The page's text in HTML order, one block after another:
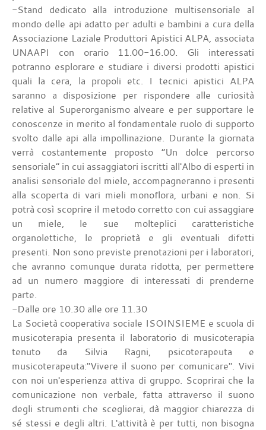
-Stand dedicato alla introduzione multisensoriale al
mondo delle api adatto per adulti e bambini a cura della
Associazione Laziale Produttori Apistici ALPA, associata
UNAAPI con orario 11.00-16.00. Gli interessati
potranno esplorare e studiare i diversi prodotti apistici
quali la cera, la propoli etc. I tecnici apistici ALPA
saranno a disposizione per rispondere alle curiosità
relative al Superorganismo alveare e per supportare le
conoscenze in merito al fondamentale ruolo di supporto
svolto dalle api alla impollinazione. Durante la giornata
verrà costantemente proposto “Un dolce percorso
sensoriale” in cui assaggiatori iscritti all'Albo di esperti in
analisi sensoriale del miele, accompagneranno i presenti
alla scoperta di vari mieli monoflora, urbani e non. Si
potrà così scoprire il metodo corretto con cui assaggiare
un miele, le sue molteplici caratteristiche
organolettiche, le proprietà e gli eventuali difetti
presenti. Non sono previste prenotazioni per i laboratori,
che avranno comunque durata ridotta, per permettere
ad un numero maggiore di interessati di prenderne
parte.
-Dalle ore 10.30 alle ore 11.30
La Società cooperativa sociale ISOINSIEME e scuola di
musicoterapia presenta il laboratorio di musicoterapia
tenuto da Silvia Ragni, psicoterapeuta e
musicoterapeuta:"Vivere il suono per comunicare". Vivi
con noi un'esperienza attiva di gruppo. Scoprirai che la
comunicazione non verbale, fatta attraverso il suono
degli strumenti che sceglierai, dà maggior chiarezza di
sé stessi e degli altri. L'attività è per tutti, non bisogna